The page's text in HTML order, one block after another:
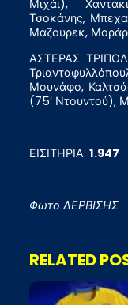
Μιχάι),
Τσοκάνης,
Μάζουρεκ,
ΑΣΤΕΡΑΣ
Μουνάφο,
(75′ Ντουντού),
ΕΙΣΙΤΗΡΙΑ: 1.947
Φωτο ΔΕΡΒΙΣΗΣ
RELATED